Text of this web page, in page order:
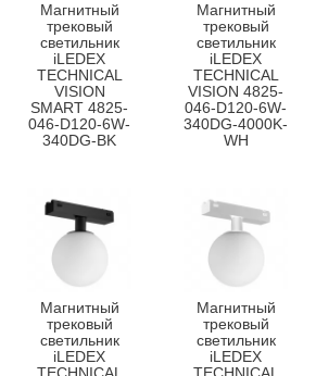
Магнитный
трековый
светильник
iLEDEX
TECHNICAL
VISION
SMART 4825-
046-D120-6W-
340DG-BK
Магнитный
трековый
светильник
iLEDEX
TECHNICAL
VISION 4825-
046-D120-6W-
340DG-4000K-
WH
Магнитный
трековый
светильник
iLEDEX
Магнитный
трековый
светильник
iLEDEX